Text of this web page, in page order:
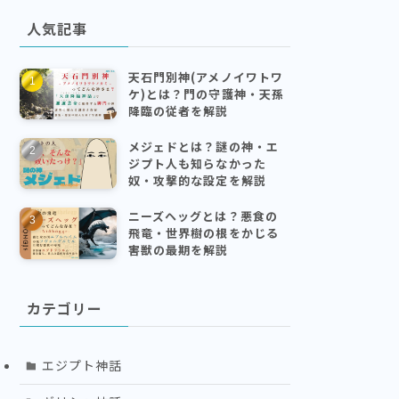
人気記事
天石門別神(アメノイワトワ
ケ)とは？門の守護神・天孫
降臨の従者を解説
メジェドとは？謎の神・エ
ジプト人も知らなかった
奴・攻撃的な設定を解説
ニーズヘッグとは？悪食の
飛竜・世界樹の根をかじる
害獣の最期を解説
カテゴリー
エジプト神話